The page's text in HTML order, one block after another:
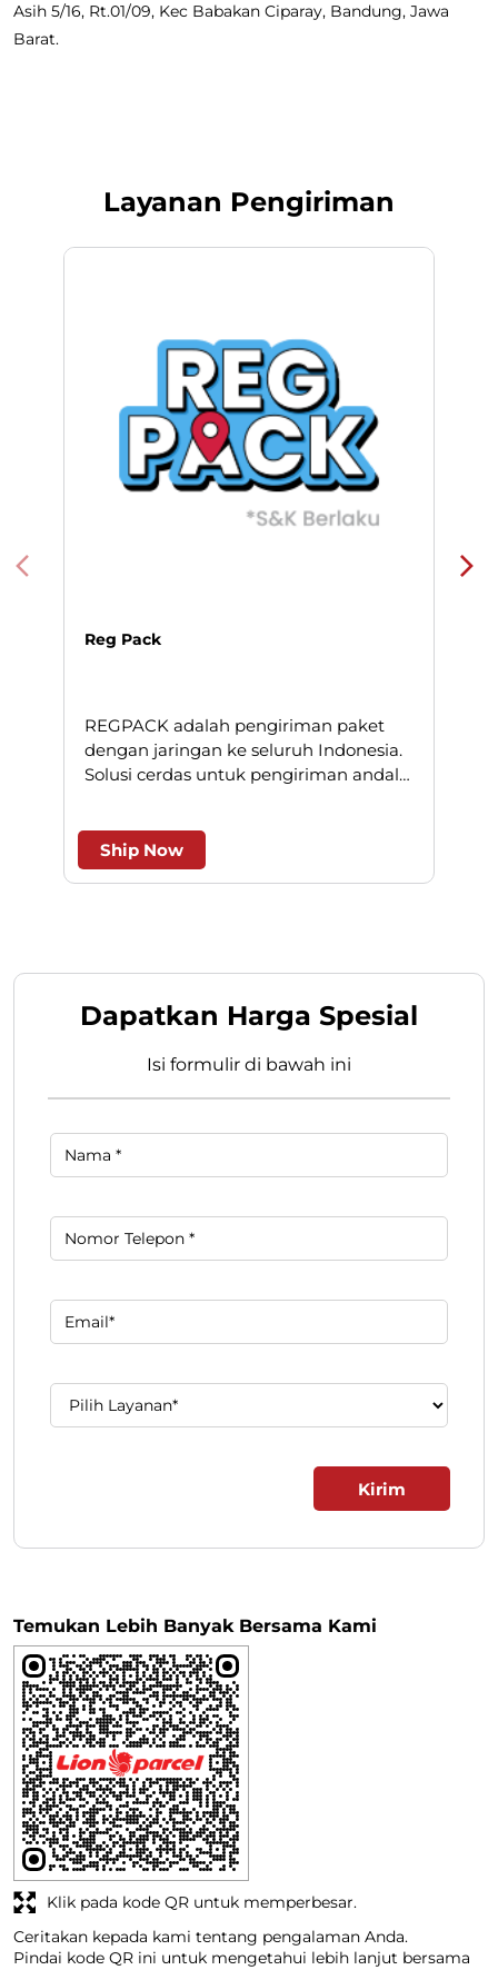
Asih 5/16, Rt.01/09, Kec Babakan Ciparay, Bandung, Jawa
Barat.
Layanan Pengiriman
Reg Pack
REGPACK adalah pengiriman paket
dengan jaringan ke seluruh Indonesia.
Solusi cerdas untuk pengiriman andal
Ship Now
Dapatkan Harga Spesial
Isi formulir di bawah ini
Temukan Lebih Banyak Bersama Kami
Ceritakan kepada kami tentang pengalaman Anda.
Pindai kode QR ini untuk mengetahui lebih lanjut bersama
Klik pada kode QR untuk memperbesar.